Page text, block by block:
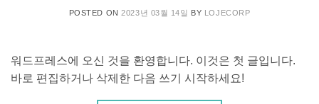
POSTED ON2023년 03월 14일 BY LOJECORP
워드프레스에 오신 것을 환영합니다. 이것은 첫 글입니다.
바로 편집하거나 삭제한 다음 쓰기 시작하세요!